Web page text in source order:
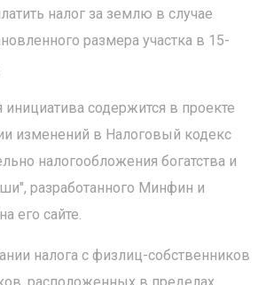
налог за землю в случае
размера участка в 15-
содержится в проекте
изменений в Налоговый кодекс
налогообложения богатства и
разработанного Минфин и
его сайте.
налога с физлиц-собственников